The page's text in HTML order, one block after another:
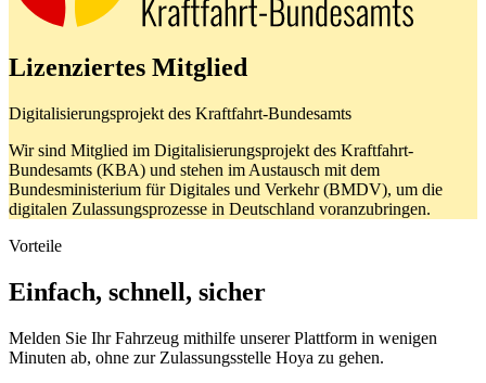
Lizenziertes Mitglied
Digitalisierungsprojekt des Kraftfahrt-Bundesamts
Wir sind Mitglied im Digitalisierungsprojekt des Kraftfahrt-
Bundesamts (KBA) und stehen im Austausch mit dem
Bundesministerium für Digitales und Verkehr (BMDV), um die
digitalen Zulassungsprozesse in Deutschland voranzubringen.
Vorteile
Einfach, schnell, sicher
Melden Sie Ihr Fahrzeug mithilfe unserer Plattform in wenigen
Minuten ab, ohne zur Zulassungsstelle Hoya zu gehen.